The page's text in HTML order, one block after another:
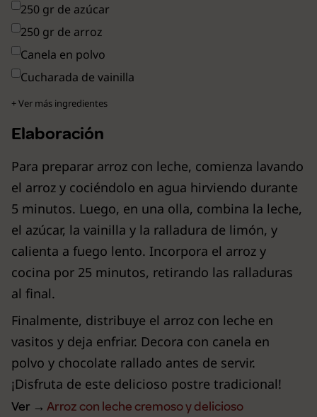
250 gr de azúcar
250 gr de arroz
Canela en polvo
Cucharada de vainilla
+ Ver más ingredientes
Elaboración
Para preparar arroz con leche, comienza lavando
el arroz y cociéndolo en agua hirviendo durante
5 minutos. Luego, en una olla, combina la leche,
el azúcar, la vainilla y la ralladura de limón, y
calienta a fuego lento. Incorpora el arroz y
cocina por 25 minutos, retirando las ralladuras
al final.
Finalmente, distribuye el arroz con leche en
vasitos y deja enfriar. Decora con canela en
polvo y chocolate rallado antes de servir.
¡Disfruta de este delicioso postre tradicional!
Ver → Arroz con leche cremoso y delicioso